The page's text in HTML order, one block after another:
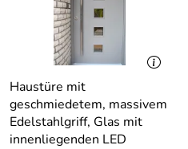
Haustüre mit
geschmiedetem, massivem
Edelstahlgriff, Glas mit
innenliegenden LED